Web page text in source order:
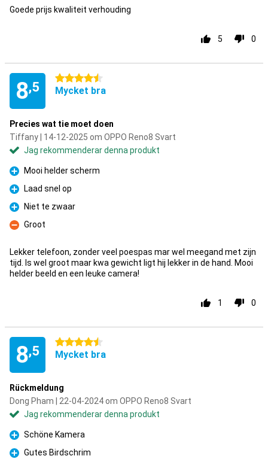
Goede prijs kwaliteit verhouding
5 0
8,5
4.5 stjärnor
Mycket bra
Precies wat tie moet doen
Tiffany | 14-12-2025 om OPPO Reno8 Svart
Jag rekommenderar denna produkt
Fördelar
Mooi helder scherm
Fördelar
Laad snel op
Fördelar
Niet te zwaar
Nackdelar
Groot
Lekker telefoon, zonder veel poespas mar wel meegand met zijn
tijd. Is wel groot maar kwa gewicht ligt hij lekker in de hand. Mooi
helder beeld en een leuke camera!
1 0
8,5
4.5 stjärnor
Mycket bra
Rückmeldung
Dong Pham | 22-04-2024 om OPPO Reno8 Svart
Jag rekommenderar denna produkt
Fördelar
Schöne Kamera
Fördelar
Gutes Birdschrim